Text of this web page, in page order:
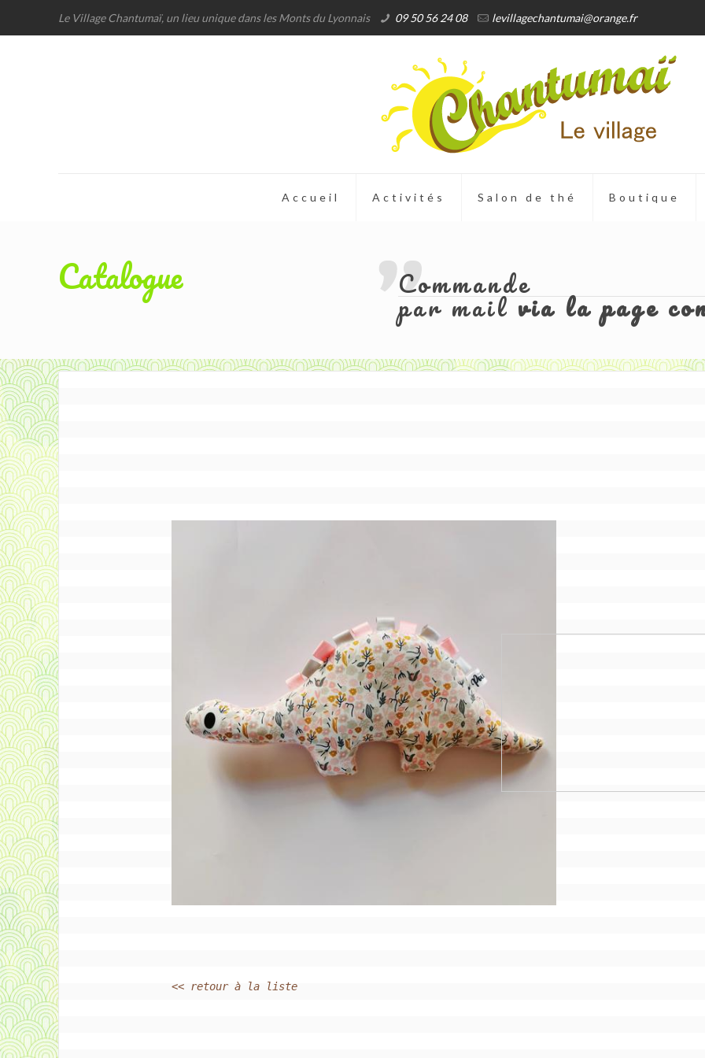
Le Village Chantumaï, un lieu unique dans les Monts du Lyonnais 09 50 56 24 08 levillagechantumai@orange.fr
Accueil Activités Salon de thé Boutique
Catalogue Commande
par mailvia la page
<< retour à la liste